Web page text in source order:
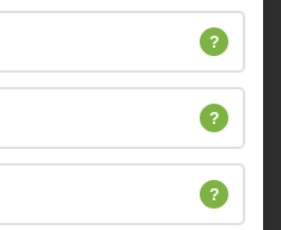
?
?
?